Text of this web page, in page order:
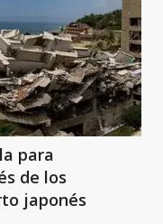
para
de los
japonés